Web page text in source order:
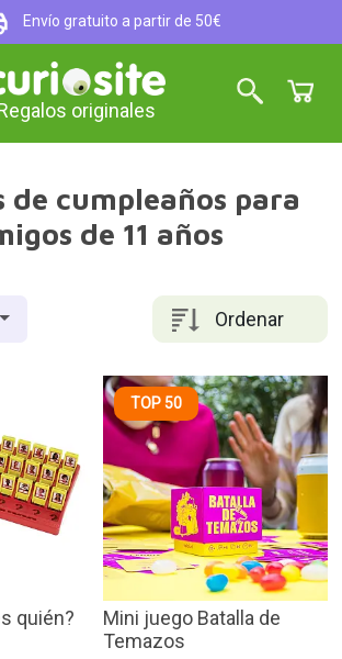
Envío gratuito a partir de 50€
originales
de cumpleaños para
de 11 años
Ordenar
quién?
TOP 50
Mini juego Batalla de
Temazos